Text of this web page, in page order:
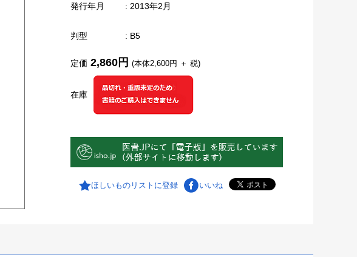
発行年月 : 2013年2月
判型 : B5
在庫
定価 2,860円 (本体2,600円 ＋ 税)
ほしいものリストに登録 いいね